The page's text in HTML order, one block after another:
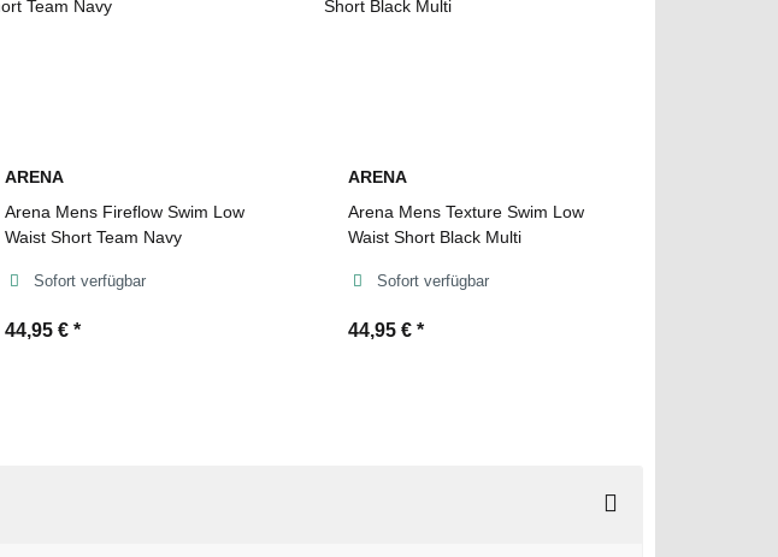
ARENA
Arena Mens Fireflow Swim Low
Waist Short Team Navy
Sofort verfügbar
44,95 € *
ARENA
Arena Mens Texture Swim Low
Waist Short Black Multi
Sofort verfügbar
44,95 € *